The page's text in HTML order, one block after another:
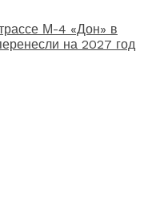
М-4 «Дон» в
на 2027 год